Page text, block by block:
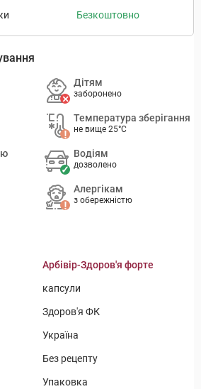
Безкоштовно
Дітям
заборонено
Температура зберігання
не вище 25°C
Водіям
дозволено
Алергікам
з обережністю
Арбівір-Здоров'я форте
капсули
Здоров'я ФК
Україна
Без рецепту
Упаковка